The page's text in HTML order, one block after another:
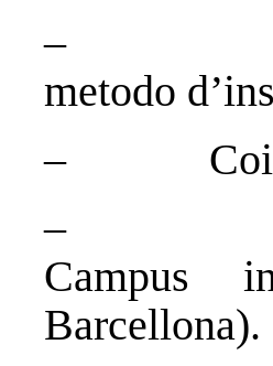
–
metodo
–
–
Campus
Barcellona).